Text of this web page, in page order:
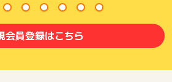
会員登録はこちら